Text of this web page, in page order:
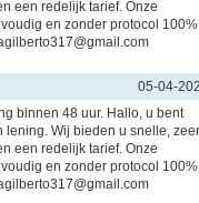
een redelijk tarief. Onze
en zonder protocol 100%
05-04-
binnen 48 uur. Hallo, u bent
lening. Wij bieden u snelle, zeer
een redelijk tarief. Onze
en zonder protocol 100%